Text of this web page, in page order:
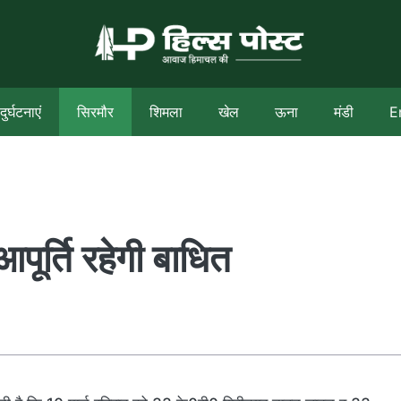
दुर्घटनाएं सिरमौर शिमला खेल ऊना मंडी
रहेगी बाधित